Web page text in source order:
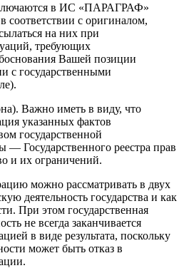
в ИС «ПАРАГРАФ»
соответствии с оригиналом,
на них при
требующих
Вашей позиции
с государственными
Важно иметь в виду, что
указанных фактов
государственной
Государственного реестра прав
и их ограничений.
можно рассматривать в двух
деятельность государства и как
При этом государственная
не всегда заканчивается
в виде результата, поскольку
может быть отказ в